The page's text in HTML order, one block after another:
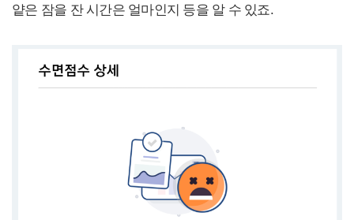
얕은 잠을 잔 시간은 얼마인지 등을 알 수 있죠.